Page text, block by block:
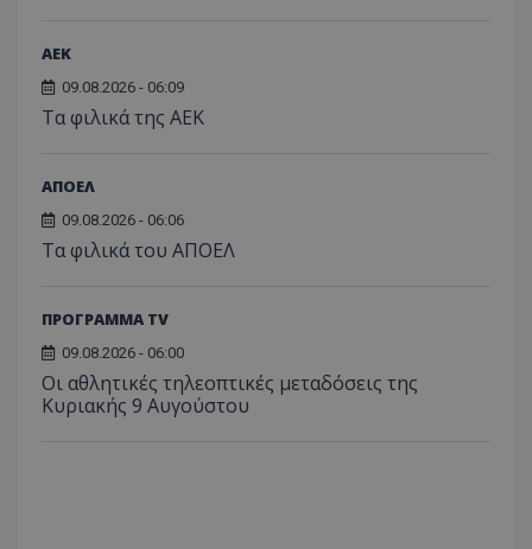
ΑEK
09.08.2026 - 06:09
Τα φιλικά της ΑΕΚ
ΑΠΟΕΛ
09.08.2026 - 06:06
Τα φιλικά του ΑΠΟΕΛ
ΠΡΟΓΡΑΜΜΑ TV
09.08.2026 - 06:00
Οι αθλητικές τηλεοπτικές μεταδόσεις της
Κυριακής 9 Αυγούστου